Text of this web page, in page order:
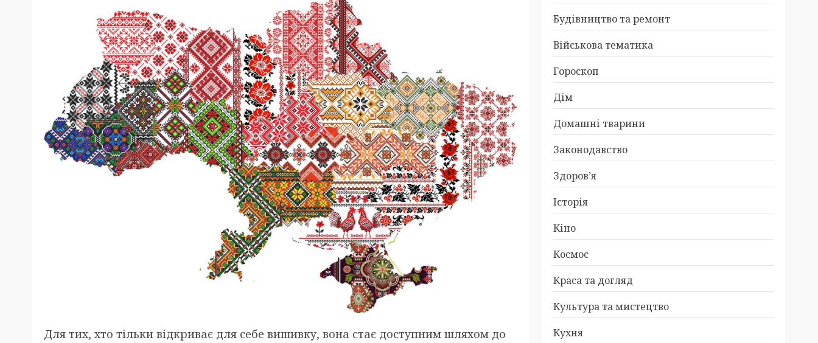
Для тих, хто тільки відкриває для себе вишивку, вона стає доступним шляхом до
Будівництво та ремонт
Військова тематика
Гороскоп
Дім
Домашні тварини
Законодавство
Здоров’я
Історія
Кіно
Космос
Краса та догляд
Культура та мистецтво
Кухня